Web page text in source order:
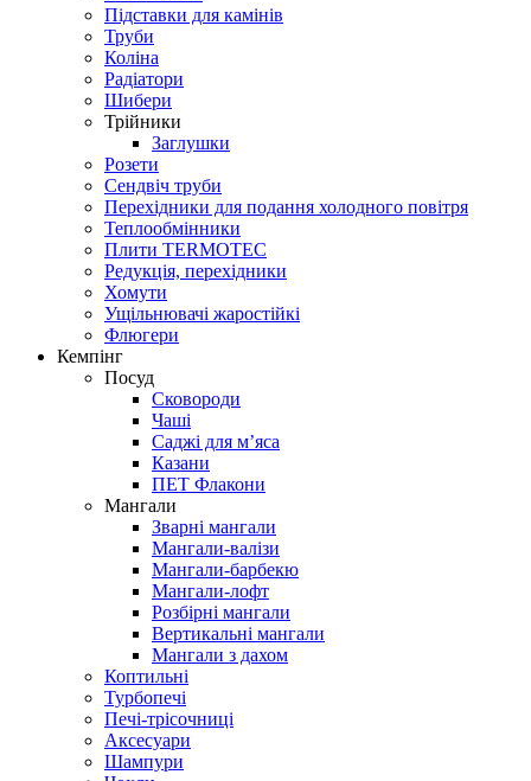
Підставки для камінів
Труби
Коліна
Радіатори
Шибери
Трійники
Заглушки
Розети
Сендвіч труби
Перехідники для подання холодного повітря
Теплообмінники
Плити TERMOTEC
Редукція, перехідники
Хомути
Ущільнювачі жаростійкі
Флюгери
Кемпінг
Посуд
Сковороди
Чаші
Саджі для мʼяса
Казани
ПЕТ Флакони
Мангали
Зварні мангали
Мангали-валізи
Мангали-барбекю
Мангали-лофт
Розбірні мангали
Вертикальні мангали
Мангали з дахом
Коптильні
Турбопечі
Печі-трісочниці
Аксесуари
Шампури